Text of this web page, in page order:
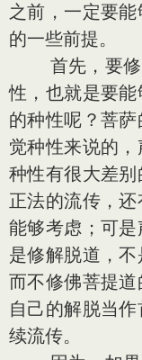
之前，一定要
的一些前提。
首先，要修
性，也就是要
的种性呢？菩
觉种性来说的
种性有很大差
正法的流传，还
能够考虑；可
是修解脱道，
而不修佛菩提
自己的解脱当
续流传。